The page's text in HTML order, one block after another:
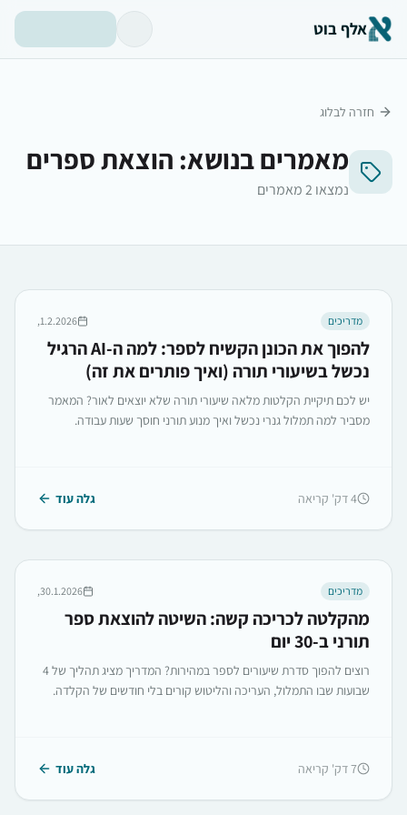
אלף בוט
חזרה לבלוג
מאמרים בנושא: הוצאת ספרים
נמצאו 2מאמרים
מדריכים 1.2.2026,
להפוך את הכונן הקשיח לספר: למה ה-AI הרגיל
נכשל בשיעורי תורה (ואיך פותרים את זה)
יש לכם תיקיית הקלטות מלאה שיעורי תורה שלא יוצאים לאור? המאמר
מסביר למה תמלול גנרי נכשל ואיך מנוע תורני חוסך שעות עבודה.
4דק' קריאה גלה עוד
מדריכים 30.1.2026,
מהקלטה לכריכה קשה: השיטה להוצאת ספר
תורני ב-30 יום
רוצים להפוך סדרת שיעורים לספר במהירות? המדריך מציג תהליך של 4
שבועות שבו התמלול, העריכה והליטוש קורים בלי חודשים של הקלדה.
7דק' קריאה גלה עוד